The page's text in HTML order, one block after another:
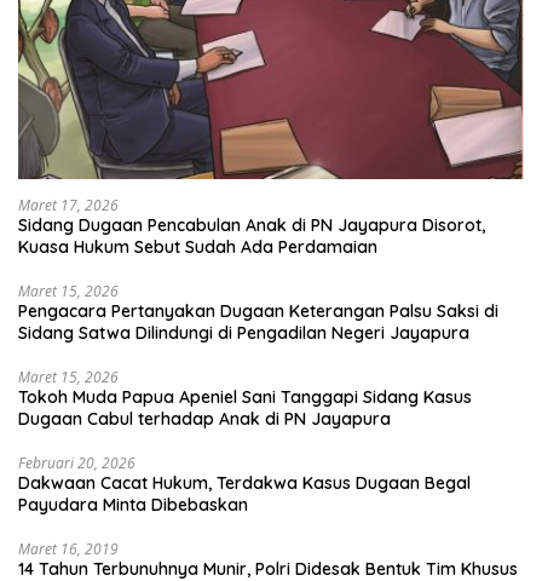
Maret 17, 2026
Sidang Dugaan Pencabulan Anak di PN Jayapura Disorot,
Kuasa Hukum Sebut Sudah Ada Perdamaian
Maret 15, 2026
Pengacara Pertanyakan Dugaan Keterangan Palsu Saksi di
Sidang Satwa Dilindungi di Pengadilan Negeri Jayapura
Maret 15, 2026
Tokoh Muda Papua Apeniel Sani Tanggapi Sidang Kasus
Dugaan Cabul terhadap Anak di PN Jayapura
Februari 20, 2026
Dakwaan Cacat Hukum, Terdakwa Kasus Dugaan Begal
Payudara Minta Dibebaskan
Maret 16, 2019
14 Tahun Terbunuhnya Munir, Polri Didesak Bentuk Tim Khusus